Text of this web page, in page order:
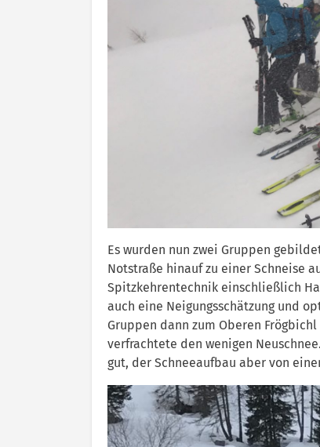
Es wurden nun zwei Gruppen
Notstraße hinauf zu einer Schneise
Spitzkehrentechnik einschließlich
auch eine Neigungsschätzung und
Gruppen dann zum Oberen
verfrachtete den wenigen
gut, der Schneeaufbau aber von